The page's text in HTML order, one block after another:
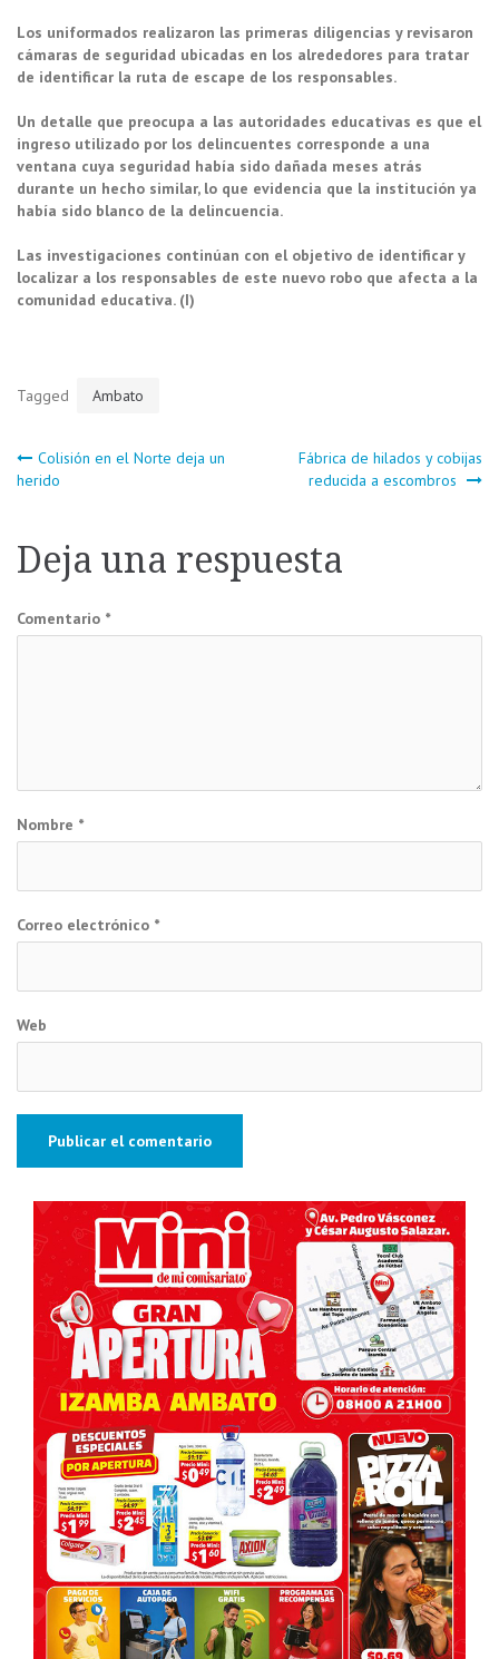
Los uniformados realizaron las primeras diligencias y revisaron
cámaras de seguridad ubicadas en los alrededores para tratar
de identificar la ruta de escape de los responsables.
Un detalle que preocupa a las autoridades educativas es que el
ingreso utilizado por los delincuentes corresponde a una
ventana cuya seguridad había sido dañada meses atrás
durante un hecho similar, lo que evidencia que la institución ya
había sido blanco de la delincuencia.
Las investigaciones continúan con el objetivo de identificar y
localizar a los responsables de este nuevo robo que afecta a la
comunidad educativa. (I)
Tagged Ambato
Navegación
entradas
Colisión en el Norte deja un
herido
Fábrica de hilados y cobijas
reducida a escombros
Deja una respuesta
Comentario *
Nombre *
Correo electrónico *
Web